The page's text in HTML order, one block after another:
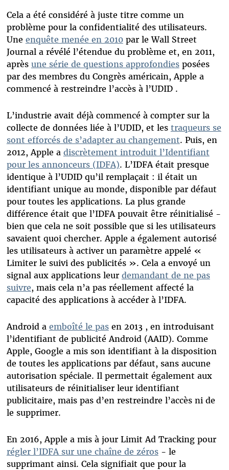
Cela a été considéré à juste titre comme un
problème pour la confidentialité des utilisateurs.
Une enquête menée en 2010par le Wall Street
Journal a révélé l’étendue du problème et, en 2011,
après une série de questions approfondiesposées
par des membres du Congrès américain, Apple a
commencé à restreindre l’accès à l’UDID .
L’industrie avait déjà commencé à compter sur la
collecte de données liée à l’UDID, et les traqueurs se
sont efforcés de s’adapter au changement. Puis, en
2012, Apple a discrètement introduit l’Identifiant
pour les annonceurs (IDFA). L’IDFA était presque
identique à l’UDID qu’il remplaçait : il était un
identifiant unique au monde, disponible par défaut
pour toutes les applications. La plus grande
différence était que l’IDFA pouvait être réinitialisé -
bien que cela ne soit possible que si les utilisateurs
savaient quoi chercher. Apple a également autorisé
les utilisateurs à activer un paramètre appelé «
Limiter le suivi des publicités ». Cela a envoyé un
signal aux applications leur demandant de ne pas
suivre, mais cela n’a pas réellement affecté la
capacité des applications à accéder à l’IDFA.
Android a emboîté le pasen 2013 , en introduisant
l’identifiant de publicité Android (AAID). Comme
Apple, Google a mis son identifiant à la disposition
de toutes les applications par défaut, sans aucune
autorisation spéciale. Il permettait également aux
utilisateurs de réinitialiser leur identifiant
publicitaire, mais pas d’en restreindre l’accès ni de
le supprimer.
En 2016, Apple a mis à jour Limit Ad Tracking pour
régler l’IDFA sur une chaîne de zéros- le
supprimant ainsi. Cela signifiait que pour la